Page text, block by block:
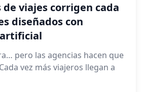
de viajes corrigen cada
diseñados con
pero las agencias hacen que
vez más viajeros llegan a